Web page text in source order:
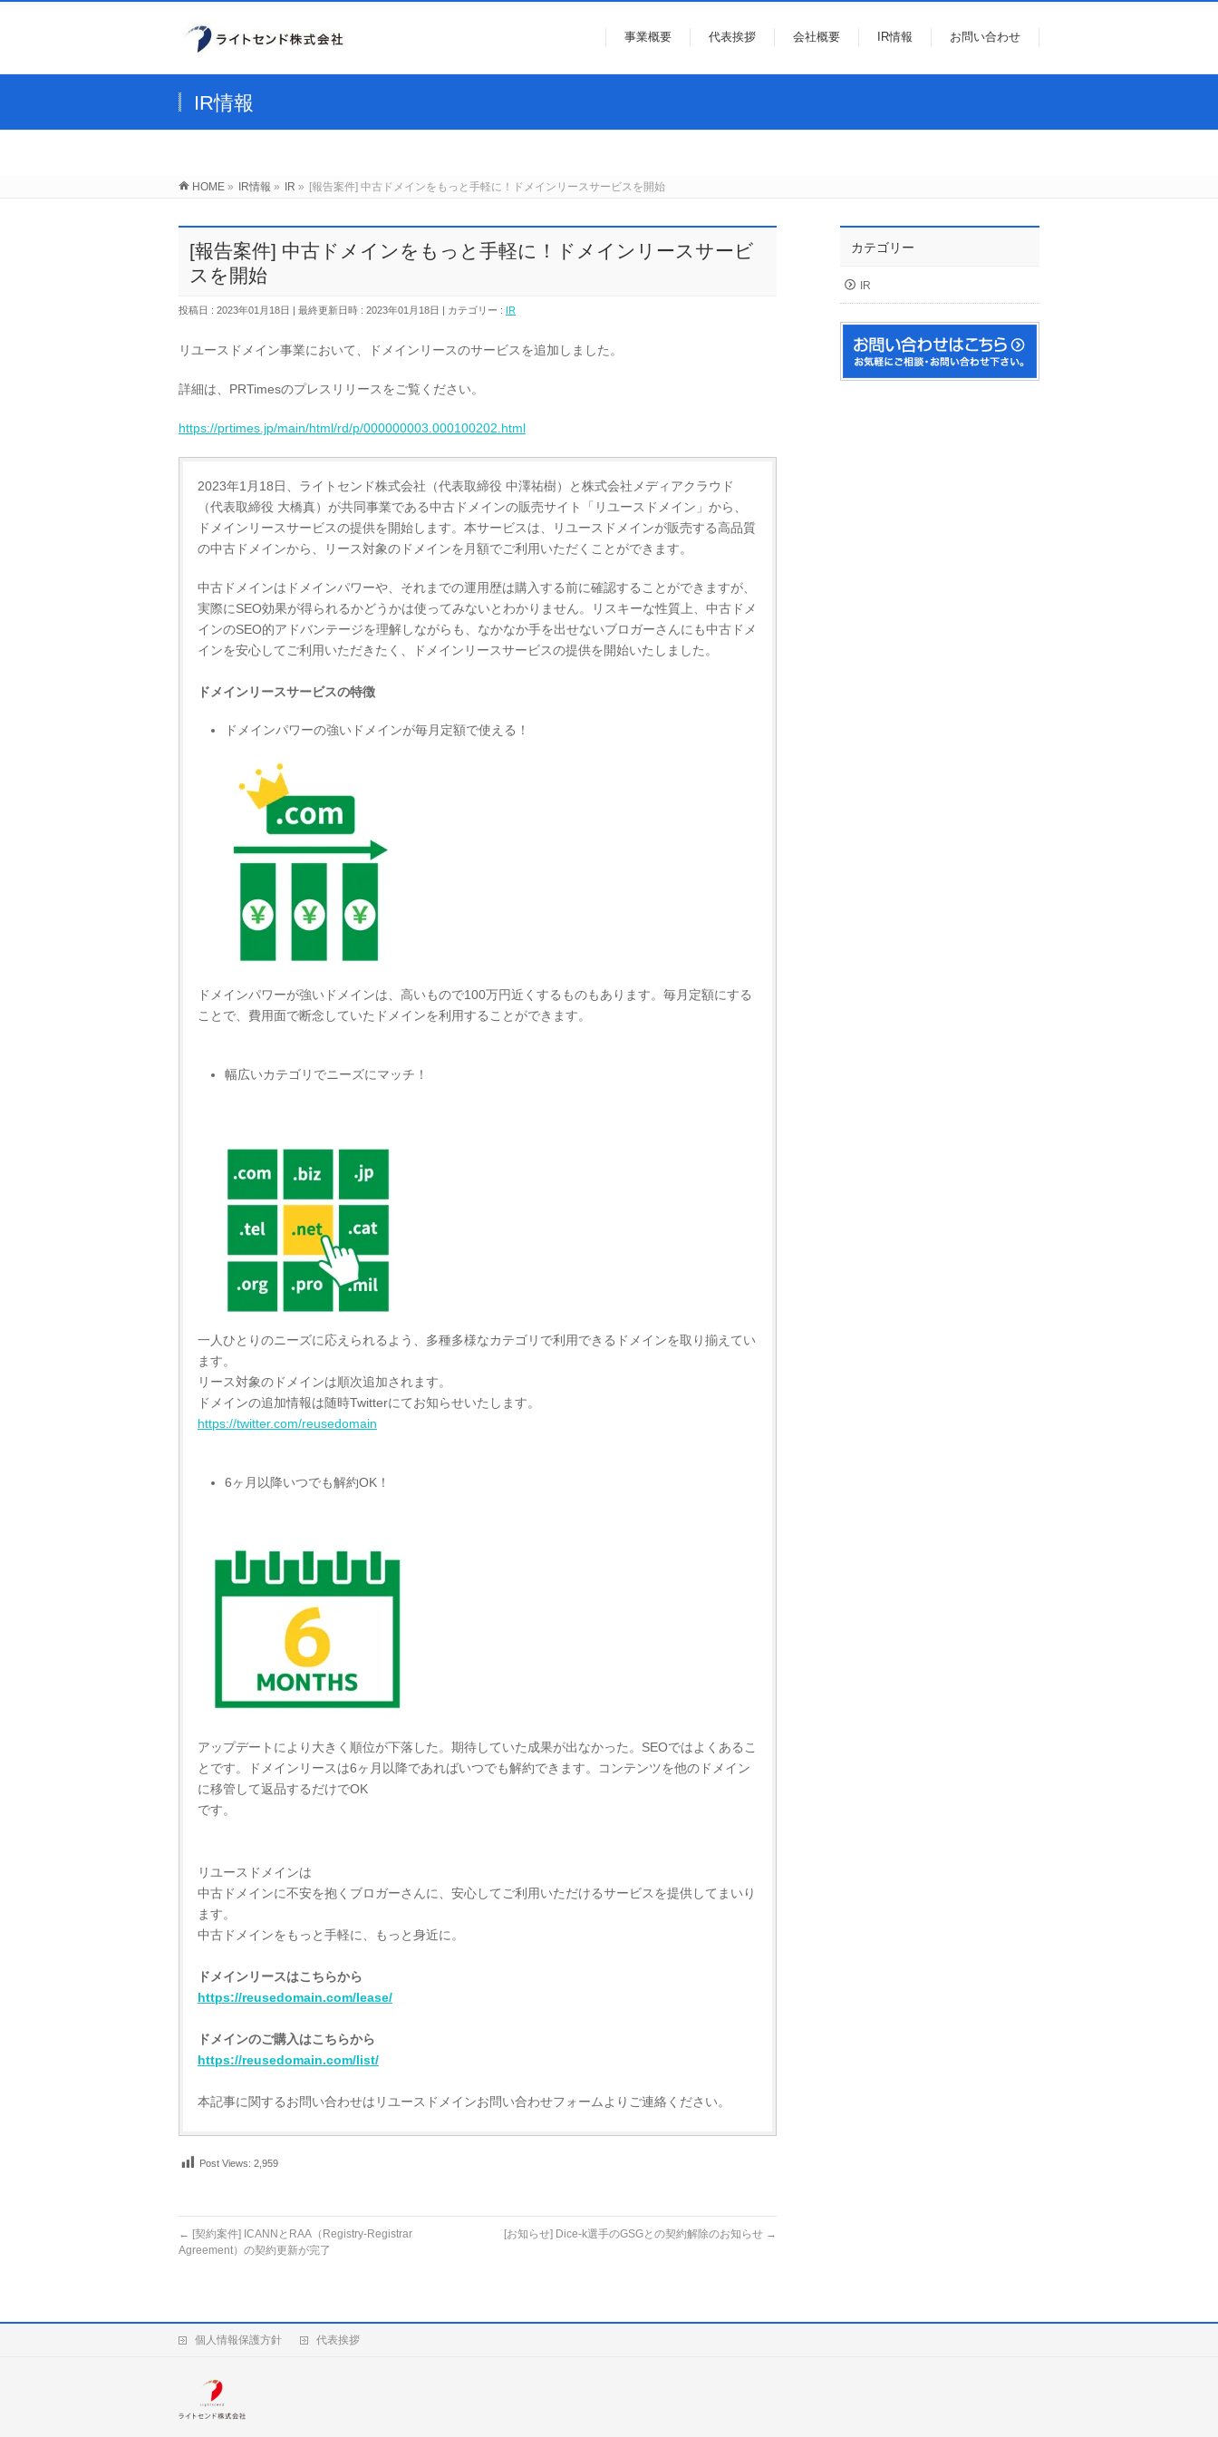
事業概要 代表挨拶 会社概要 IR情報 お問い合わせ
IR情報
HOME » IR情報 » IR » [報告案件] 中古ドメインをもっと手軽に！ドメインリースサービスを開始
[報告案件] 中古ドメインをもっと手軽に！ドメインリースサービ
スを開始
投稿日 : 2023年01月18日 最終更新日時 : 2023年01月18日 カテゴリー : IR
リユースドメイン事業において、ドメインリースのサービスを追加しました。
詳細は、PRTimesのプレスリリースをご覧ください。
https://prtimes.jp/main/html/rd/p/000000003.000100202.html
2023年1月18日、ライトセンド株式会社（代表取締役 中澤祐樹）と株式会社メディアクラウド
（代表取締役 大橋真）が共同事業である中古ドメインの販売サイト「リユースドメイン」から、
ドメインリースサービスの提供を開始します。本サービスは、リユースドメインが販売する高品質
の中古ドメインから、リース対象のドメインを月額でご利用いただくことができます。
中古ドメインはドメインパワーや、それまでの運用歴は購入する前に確認することができますが、
実際にSEO効果が得られるかどうかは使ってみないとわかりません。リスキーな性質上、中古ドメ
インのSEO的アドバンテージを理解しながらも、なかなか手を出せないブロガーさんにも中古ドメ
インを安心してご利用いただきたく、ドメインリースサービスの提供を開始いたしました。
ドメインリースサービスの特徴
ドメインパワーの強いドメインが毎月定額で使える！
ドメインパワーが強いドメインは、高いもので100万円近くするものもあります。毎月定額にする
ことで、費用面で断念していたドメインを利用することができます。
幅広いカテゴリでニーズにマッチ！
一人ひとりのニーズに応えられるよう、多種多様なカテゴリで利用できるドメインを取り揃えてい
ます。
リース対象のドメインは順次追加されます。
ドメインの追加情報は随時Twitterにてお知らせいたします。
https://twitter.com/reusedomain
6ヶ月以降いつでも解約OK！
アップデートにより大きく順位が下落した。期待していた成果が出なかった。SEOではよくあるこ
とです。ドメインリースは6ヶ月以降であればいつでも解約できます。コンテンツを他のドメイン
に移管して返品するだけでOK
です。
リユースドメインは
中古ドメインに不安を抱くブロガーさんに、安心してご利用いただけるサービスを提供してまいり
ます。
中古ドメインをもっと手軽に、もっと身近に。
ドメインリースはこちらから
https://reusedomain.com/lease/
ドメインのご購入はこちらから
https://reusedomain.com/list/
本記事に関するお問い合わせはリユースドメインお問い合わせフォームよりご連絡ください。
Post Views: 2,959
← [契約案件] ICANNとRAA（Registry-Registrar
Agreement）の契約更新が完了
[お知らせ] Dice-k選手のGSGとの契約解除のお知らせ →
カテゴリー
IR
個人情報保護方針 代表挨拶